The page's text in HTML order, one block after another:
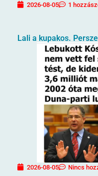
2026-08-05 1
Lali a kupakos.
2026-08-05 Nincs